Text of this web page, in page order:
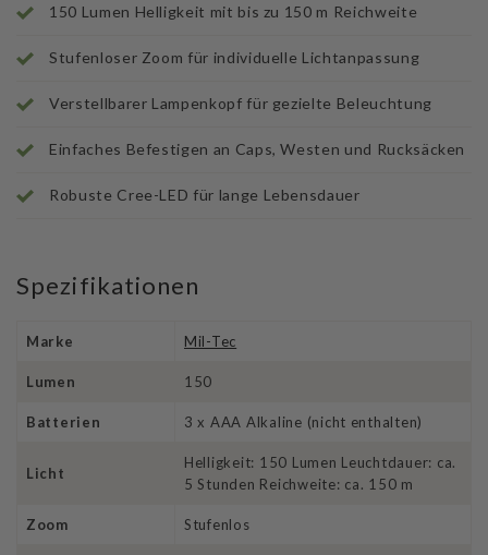
150 Lumen Helligkeit mit bis zu 150 m Reichweite
Stufenloser Zoom für individuelle Lichtanpassung
Verstellbarer Lampenkopf für gezielte Beleuchtung
Einfaches Befestigen an Caps, Westen und Rucksäcken
Robuste Cree-LED für lange Lebensdauer
Spezifikationen
Marke Mil-Tec
Lumen 150
Batterien 3 x AAA Alkaline (nicht enthalten)
Licht
Helligkeit: 150 Lumen Leuchtdauer: ca.
5 Stunden Reichweite: ca. 150 m
Zoom Stufenlos